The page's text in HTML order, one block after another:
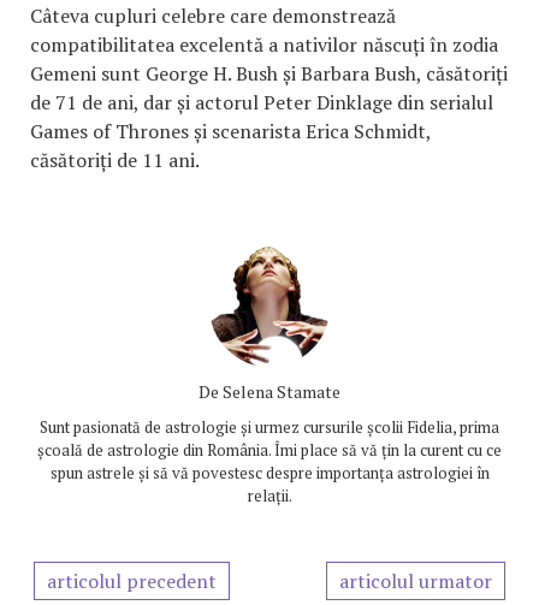
Câteva cupluri celebre care demonstrează
compatibilitatea excelentă a nativilor născuți în zodia
Gemeni sunt George H. Bush și Barbara Bush, căsătoriți
de 71 de ani, dar și actorul Peter Dinklage din serialul
Games of Thrones și scenarista Erica Schmidt,
căsătoriți de 11 ani.
De Selena Stamate
Sunt pasionată de astrologie și urmez cursurile școlii Fidelia, prima
școală de astrologie din România. Îmi place să vă țin la curent cu ce
spun astrele și să vă povestesc despre importanța astrologiei în
relații.
articolul precedent articolul urmator